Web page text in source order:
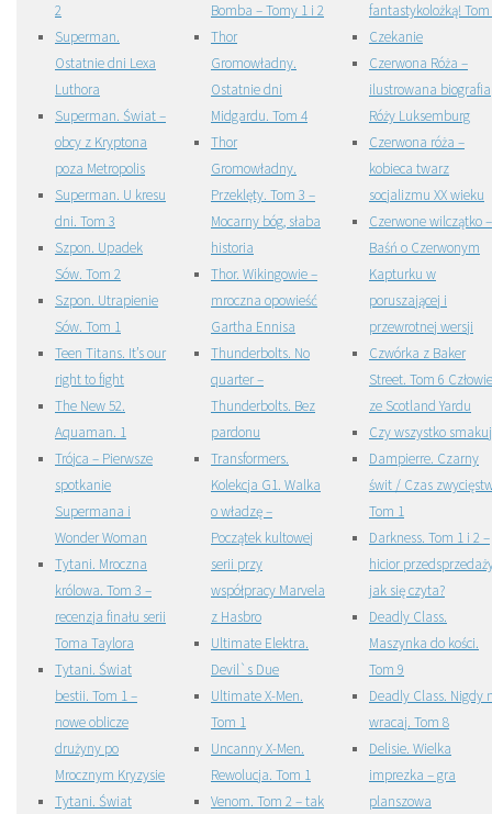
2
Superman.
Ostatnie dni Lexa
Luthora
Superman. Świat –
obcy z Kryptona
poza Metropolis
Superman. U kresu
dni. Tom 3
Szpon. Upadek
Sów. Tom 2
Szpon. Utrapienie
Sów. Tom 1
Teen Titans. It’s our
right to fight
The New 52.
Aquaman. 1
Trójca – Pierwsze
spotkanie
Supermana i
Wonder Woman
Tytani. Mroczna
królowa. Tom 3 –
recenzja finału serii
Toma Taylora
Tytani. Świat
bestii. Tom 1 –
nowe oblicze
drużyny po
Mrocznym Kryzysie
Tytani. Świat
Bomba – Tomy 1 i 2
Thor
Gromowładny.
Ostatnie dni
Midgardu. Tom 4
Thor
Gromowładny.
Przeklęty. Tom 3 –
Mocarny bóg, słaba
historia
Thor. Wikingowie –
mroczna opowieść
Gartha Ennisa
Thunderbolts. No
quarter –
Thunderbolts. Bez
pardonu
Transformers.
Kolekcja G1. Walka
o władzę –
Początek kultowej
serii przy
współpracy Marvela
z Hasbro
Ultimate Elektra.
Devil`s Due
Ultimate X-Men.
Tom 1
Uncanny X-Men.
Rewolucja. Tom 1
Venom. Tom 2 – tak
fantastykolożką! Tom
Czekanie
Czerwona Róża –
ilustrowana biografia
Róży Luksemburg
Czerwona róża –
kobieca twarz
socjalizmu XX wieku
Czerwone wilczątko –
Baśń o Czerwonym
Kapturku w
poruszającej i
przewrotnej wersji
Czwórka z Baker
Street. Tom 6
ze Scotland Yardu
Czy wszystko
Dampierre. Czarny
świt / Czas
Tom 1
Darkness. Tom 1 i 2 –
hicior
jak się czyta?
Deadly Class.
Maszynka do kości.
Tom 9
Deadly Class. Nigdy
wracaj. Tom 8
Delisie. Wielka
imprezka – gra
planszowa